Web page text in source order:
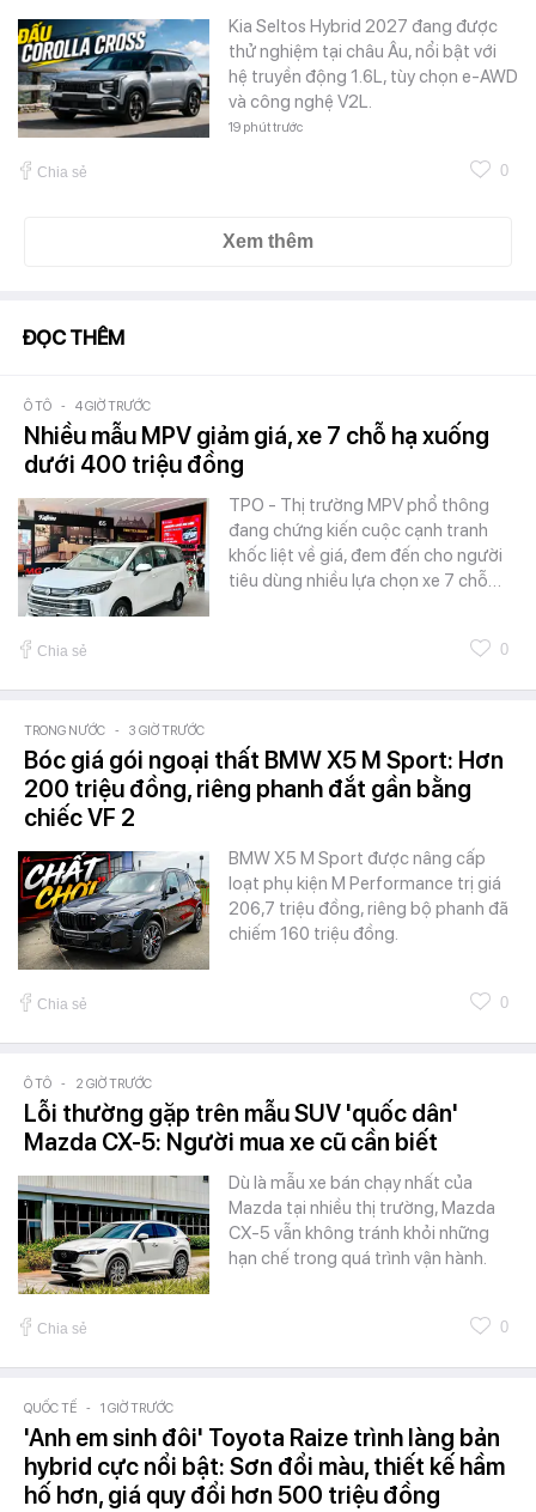
Kia Seltos Hybrid 2027 đang được
thử nghiệm tại châu Âu, nổi bật với
hệ truyền động 1.6L, tùy chọn e-AWD
và công nghệ V2L.
19 phút trước
Chia sẻ 0
Xem thêm
ĐỌC THÊM
Ô TÔ - 4 GIỜ TRƯỚC
Nhiều mẫu MPV giảm giá, xe 7 chỗ hạ xuống
dưới 400 triệu đồng
TPO - Thị trường MPV phổ thông
đang chứng kiến cuộc cạnh tranh
khốc liệt về giá, đem đến cho người
tiêu dùng nhiều lựa chọn xe 7 chỗ…
Chia sẻ 0
TRONG NƯỚC - 3 GIỜ TRƯỚC
Bóc giá gói ngoại thất BMW X5 M Sport: Hơn
200 triệu đồng, riêng phanh đắt gần bằng
chiếc VF 2
BMW X5 M Sport được nâng cấp
loạt phụ kiện M Performance trị giá
206,7 triệu đồng, riêng bộ phanh đã
chiếm 160 triệu đồng.
Chia sẻ 0
Ô TÔ - 2 GIỜ TRƯỚC
Lỗi thường gặp trên mẫu SUV 'quốc dân'
Mazda CX-5: Người mua xe cũ cần biết
Dù là mẫu xe bán chạy nhất của
Mazda tại nhiều thị trường, Mazda
CX-5 vẫn không tránh khỏi những
hạn chế trong quá trình vận hành.
Chia sẻ 0
QUỐC TẾ - 1 GIỜ TRƯỚC
'Anh em sinh đôi' Toyota Raize trình làng bản
hybrid cực nổi bật: Sơn đổi màu, thiết kế hầm
hố hơn, giá quy đổi hơn 500 triệu đồng